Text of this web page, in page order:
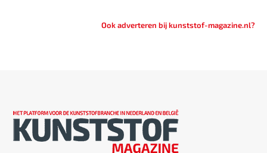
Ook adverteren bij kunststof-magazine.nl?